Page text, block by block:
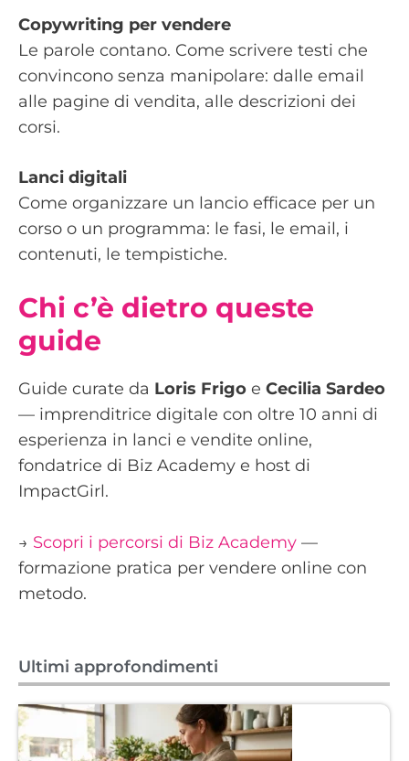
Copywriting per vendere
Le parole contano. Come scrivere testi che
convincono senza manipolare: dalle email
alle pagine di vendita, alle descrizioni dei
corsi.
Lanci digitali
Come organizzare un lancio efficace per un
corso o un programma: le fasi, le email, i
contenuti, le tempistiche.
Chi c’è dietro queste
guide
Guide curate da Loris Frigo e Cecilia Sardeo
— imprenditrice digitale con oltre 10 anni di
esperienza in lanci e vendite online,
fondatrice di Biz Academy e host di
ImpactGirl.
→ Scopri i percorsi di Biz Academy —
formazione pratica per vendere online con
metodo.
Ultimi approfondimenti